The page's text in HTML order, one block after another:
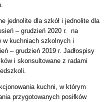
jednolite dla szkół i jednolite dla
– grudzień 2020 r. na
w kuchniach szkolnych i
– grudzień 2019 r. Jadłospisy
i skonsultowane z radami
kuchni, w którym
przygotowanych posiłków